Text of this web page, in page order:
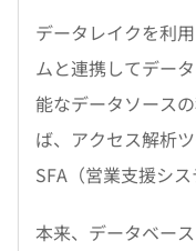
データレイクを利
ムと連携してデー
能なデータソース
ば、アクセス解析
SFA（営業支援シ
本来、データベー